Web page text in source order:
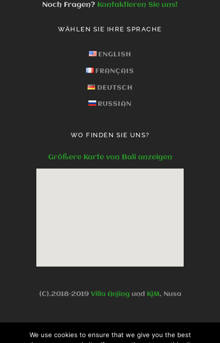
Noch Fragen? Kontaktieren Sie uns!
WÄHLEN SIE IHRE SPRACHE
ENGLISH
FRANÇAIS
DEUTSCH
RUSSIAN
WO FINDEN SIE UNS?
Größere Karte von Bali anzeigen
(C).2018-2019 Villa Anjingund KjM, Nusa
We use cookies to ensure that we give you the best